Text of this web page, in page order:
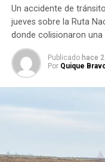
Un accidente de
jueves sobre la Ruta
donde colisionaron
Publicado hace
Por Quique